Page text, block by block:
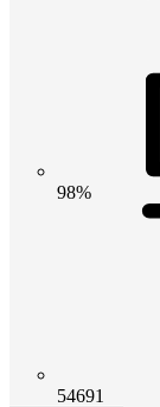
98%
54691